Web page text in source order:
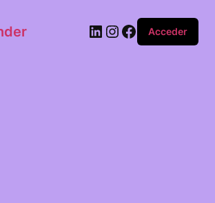
Acceder